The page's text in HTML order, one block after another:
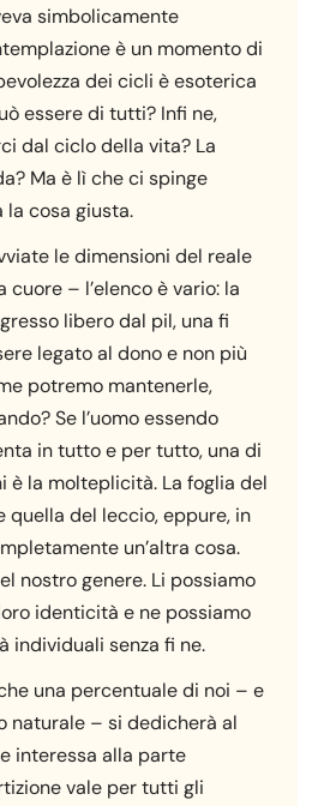
simbolicamente
è un momento di
dei cicli è esoterica
essere di tutti? Infi ne,
dal ciclo della vita? La
Ma è lì che ci spinge
la cosa giusta.
le dimensioni del reale
cuore – l’elenco è vario: la
libero dal pil, una fi
legato al dono e non più
potremo mantenerle,
Se l’uomo essendo
in tutto e per tutto, una di
è la molteplicità. La foglia del
quella del leccio, eppure, in
un’altra cosa.
nostro genere. Li possiamo
identicità e ne possiamo
individuali senza fi ne.
una percentuale di noi – e
naturale – si dedicherà al
interessa alla parte
vale per tutti gli